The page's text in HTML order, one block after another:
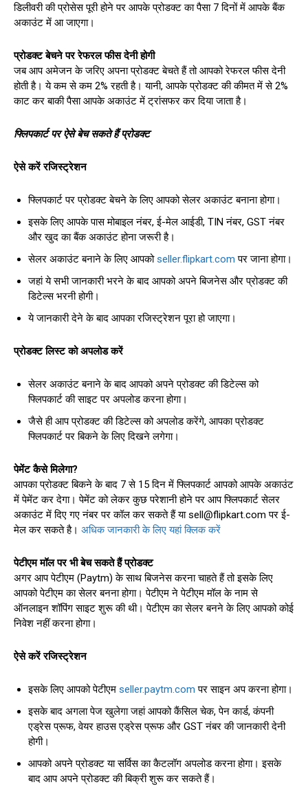
डिलीवरी की प्रोसेस पूरी होने पर आपके प्रोडक्ट का पैसा 7 दिनों में आपके बैंक
अकाउंट में आ जाएगा।
प्रोडक्टबेचने पर रेफरल फीस देनी होगी
जब आप अमेजन के जरिए अपना प्रोडक्ट बेचते हैं तो आपको रेफरल फीस देनी
होती है। ये कम से कम 2% रहती है। यानी, आपके प्रोडक्ट की कीमत में से 2%
काट कर बाकी पैसा आपके अकाउंट में ट्रांसफर कर दिया जाता है।
फ्लिपकार्ट पर ऐसे बेच सकते हैं प्रोडक्ट
ऐसे करें रजिस्ट्रेशन
फ्लिपकार्ट पर प्रोडक्ट बेचने के लिए आपको सेलर अकाउंट बनाना होगा।
इसके लिए आपके पास मोबाइल नंबर, ई-मेल आईडी, TIN नंबर, GST नंबर
और खुद का बैंक अकाउंट होना जरूरी है।
सेलर अकाउंट बनाने के लिए आपकोseller.flipkart.com पर जाना होगा।
जहां ये सभी जानकारी भरने के बाद आपको अपने बिजनेस और प्रोडक्ट की
डिटेल्स भरनी होगी।
ये जानकारी देने के बाद आपका रजिस्ट्रेशन पूरा हो जाएगा।
प्रोडक्ट लिस्ट को अपलोड करें
सेलर अकाउंट बनाने के बाद आपको अपने प्रोडक्ट की डिटेल्स को
फ्लिपकार्ट की साइट पर अपलोड करना होगा।
जैसे ही आप प्रोडक्ट की डिटेल्स को अपलोड करेंगे, आपका प्रोडक्ट
फ्लिपकार्ट पर बिकने के लिए दिखने लगेगा।
पेमेंट कैसे मिलेगा?
आपका प्रोडक्ट बिकने के बाद 7 से 15 दिन में फ्लिपकार्ट आपको आपके अकाउंट
में पेमेंट कर देगा। पेमेंट को लेकर कुछ परेशानी होने पर आप फ्लिपकार्ट सेलर
अकाउंट में दिए गए नंबर पर कॉल कर सकते हैं याsell@flipkart.com पर ई-
मेल कर सकते है। अधिक जानकारी के लिए यहां क्लिक करें
पेटीएम मॉल पर भी बेच सकते हैं प्रोडक्ट
अगर आप पेटीएम (Paytm) के साथ बिजनेस करना चाहते हैं तो इसके लिए
आपको पेटीएम का सेलर बनना होगा। पेटीएम ने पेटीएम मॉल के नाम से
ऑनलाइन शॉपिंग साइट शुरू की थी। पेटीएम का सेलर बनने के लिए आपको कोई
निवेश नहीं करना होगा।
ऐसे करें रजिस्ट्रेशन
इसके लिए आपको पेटीएम seller.paytm.com पर साइन अप करना होगा।
इसके बाद अगला पेज खुलेगा जहां आपको कैंसिल चेक, पेन कार्ड, कंपनी
एड्रेस प्रूफ, वेयर हाउस एड्रेस प्रूफ और GST नंबर की जानकारी देनी
होगी।
आपको अपने प्रोडक्‍ट या सर्विस का कैटलॉग अपलोड करना होगा। इसके
बाद आप अपने प्रोडक्ट की बिक्री शुरू कर सकते हैं।